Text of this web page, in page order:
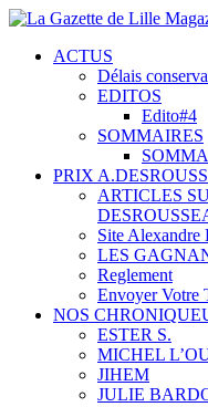
ACTUS
Délais
EDITOS
Edito#4
SOMMAIRES
PRIX
ARTICLES
Site Alexandre
LES
Reglement
Envoyer Votre
NOS
ESTER S.
MICHEL
JIHEM
JULIE